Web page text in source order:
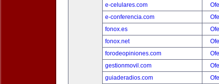
e-celulares.com
e-conferencia.com
fonox.es
fonox.net
forodeopiniones.com
gestionmovil.com
guiaderadios.com